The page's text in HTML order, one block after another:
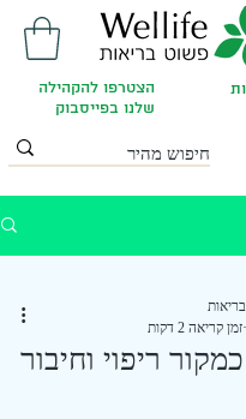
הצטרפו להקהילה
שלנו בפייסבוק
ריפוי וחיבור
זמן קריאה 2 דקות